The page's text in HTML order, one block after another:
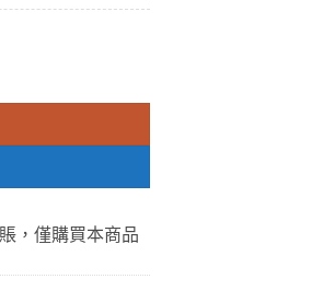
，僅購買本商品